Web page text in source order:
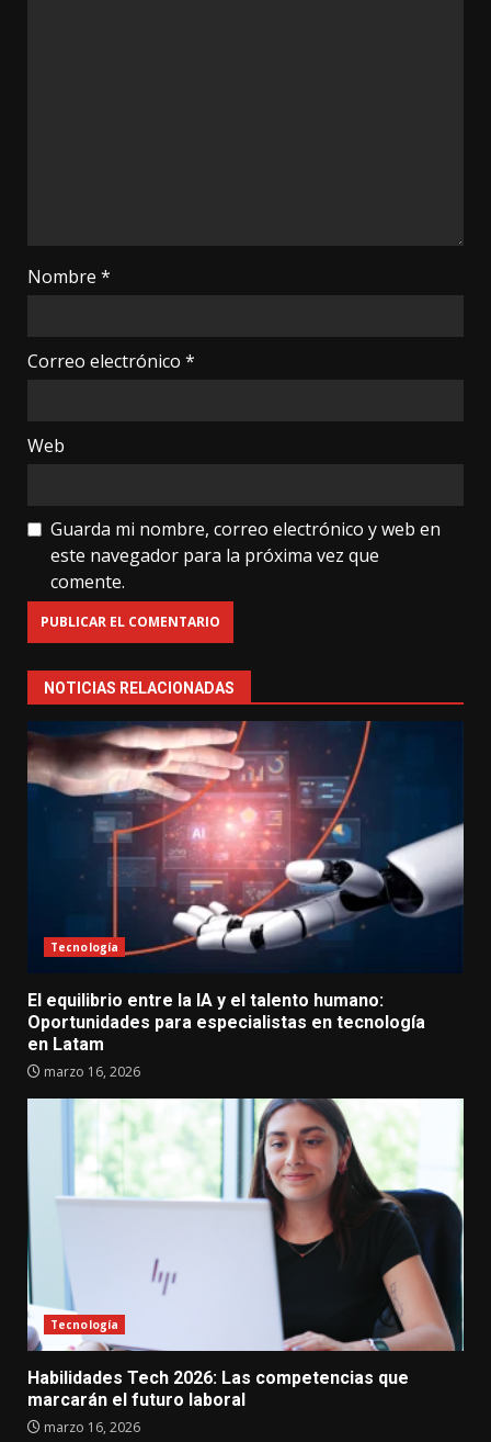
Nombre *
Correo electrónico *
Web
Guarda mi nombre, correo electrónico y web en
este navegador para la próxima vez que
comente.
NOTICIAS RELACIONADAS
Tecnología
El equilibrio entre la IA y el talento humano:
Oportunidades para especialistas en tecnología
en Latam
marzo 16, 2026
Tecnología
Habilidades Tech 2026: Las competencias que
marcarán el futuro laboral
marzo 16, 2026